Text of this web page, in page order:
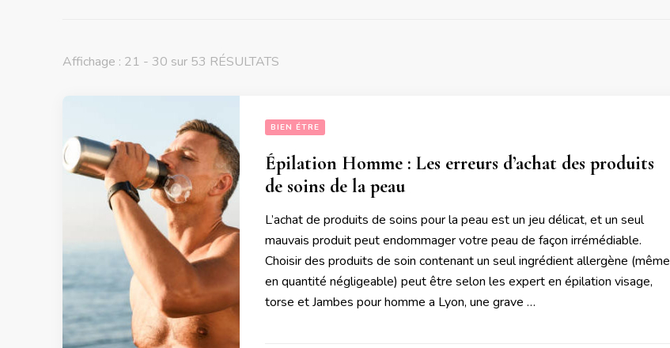
Affichage : 21 - 30 sur 53 RÉSULTATS
BIEN ÉTRE
Épilation Homme : Les erreurs d’achat des produits
de soins de la peau
L’achat de produits de soins pour la peau est un jeu délicat, et un seul
mauvais produit peut endommager votre peau de façon irrémédiable.
Choisir des produits de soin contenant un seul ingrédient allergène (même
en quantité négligeable) peut être selon les expert en épilation visage,
torse et Jambes pour homme a Lyon, une grave …